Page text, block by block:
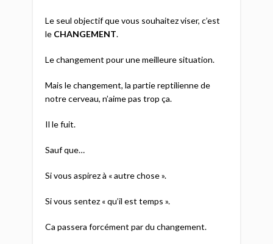
Le seul objectif que vous souhaitez viser, c’est
le CHANGEMENT.
Le changement pour une meilleure situation.
Mais le changement, la partie reptilienne de
notre cerveau, n’aime pas trop ça.
Il le fuit.
Sauf que…
Si vous aspirez à « autre chose ».
Si vous sentez « qu’il est temps ».
Ca passera forcément par du changement.